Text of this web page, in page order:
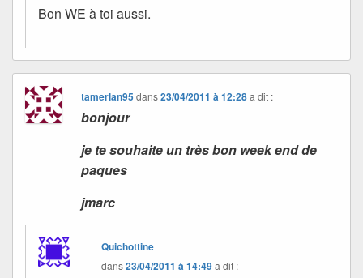
Bon WE à toi aussi.
tamerlan95dans23/04/2011 à 12:28 a dit :
bonjour
je te souhaite un très bon week end de
paques
jmarc
Quichottine
dans23/04/2011 à 14:49a dit :